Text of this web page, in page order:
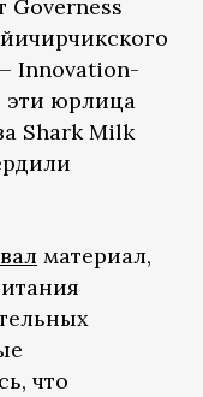
Governess
Innovation-
юрлица
Shark Milk
материал,
что